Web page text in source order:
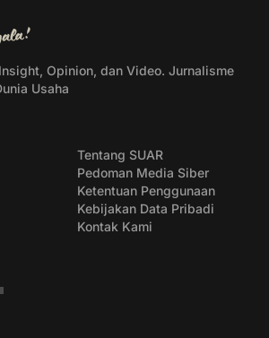
Opinion, dan Video. Jurnalisme
Usaha
Tentang SUAR
Pedoman Media Siber
Ketentuan Penggunaan
Kebijakan Data Pribadi
Kontak Kami